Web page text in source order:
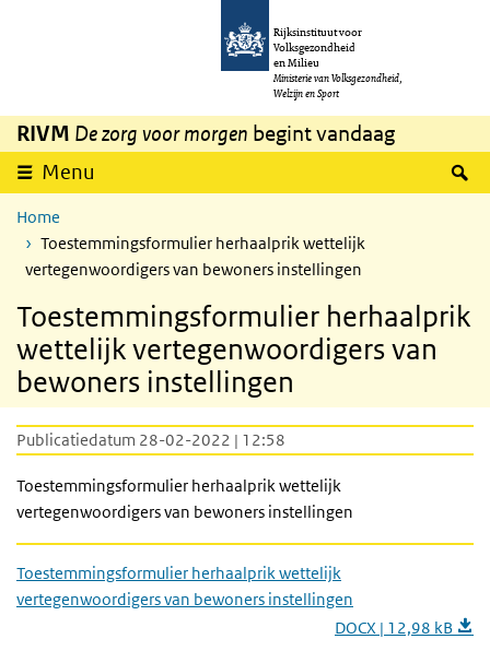
Overslaan en naar de inhoud gaan
Rijksinstituut voor
Volksgezondheid
en Milieu
Ministerie van Volksgezondheid,
Welzijn en Sport
RIVM De zorg voor morgen begint vandaag
Menu
Home
Toestemmingsformulier herhaalprik wettelijk
vertegenwoordigers van bewoners instellingen
Toestemmingsformulier herhaalprik
wettelijk vertegenwoordigers van
bewoners instellingen
Publicatiedatum 28-02-2022 | 12:58
Toestemmingsformulier herhaalprik wettelijk
vertegenwoordigers van bewoners instellingen
Toestemmingsformulier herhaalprik wettelijk
vertegenwoordigers van bewoners instellingen
DOCX | 12,98 kB